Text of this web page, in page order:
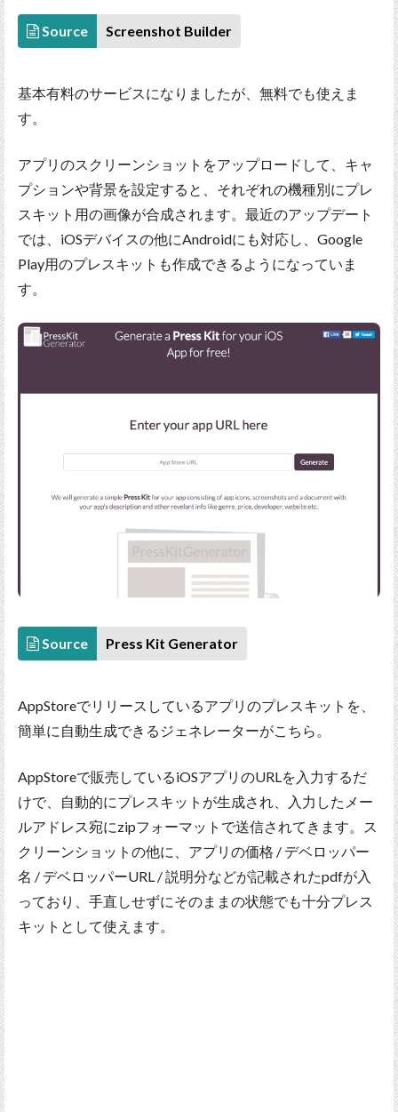
Source Screenshot Builder
基本有料のサービスになりましたが、無料でも使えま
す。
アプリのスクリーンショットをアップロードして、キャ
プションや背景を設定すると、それぞれの機種別にプレ
スキット用の画像が合成されます。最近のアップデート
では、iOSデバイスの他にAndroidにも対応し、Google
Play用のプレスキットも作成できるようになっていま
す。
Source Press Kit Generator
AppStoreでリリースしているアプリのプレスキットを、
簡単に自動生成できるジェネレーターがこちら。
AppStoreで販売しているiOSアプリのURLを入力するだ
けで、自動的にプレスキットが生成され、入力したメー
ルアドレス宛にzipフォーマットで送信されてきます。ス
クリーンショットの他に、アプリの価格 / デベロッパー
名 / デベロッパーURL / 説明分などが記載されたpdfが入
っており、手直しせずにそのままの状態でも十分プレス
キットとして使えます。